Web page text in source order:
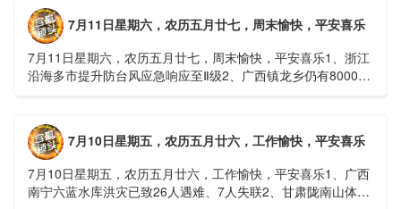
7月11日星期六，农历五月廿七，周末愉快，平安喜乐
7月11日星期六，农历五月廿七，周末愉快，平安喜乐1、浙江
沿海多市提升防台风应急响应至Ⅱ级2、广西镇龙乡仍有8000多
7月10日星期五，农历五月廿六，工作愉快，平安喜乐
7月10日星期五，农历五月廿六，工作愉快，平安喜乐1、广西
南宁六蓝水库洪灾已致26人遇难、7人失联2、甘肃陇南山体滑